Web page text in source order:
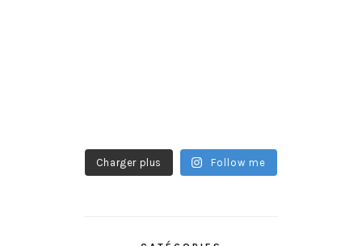
Charger plus Follow me